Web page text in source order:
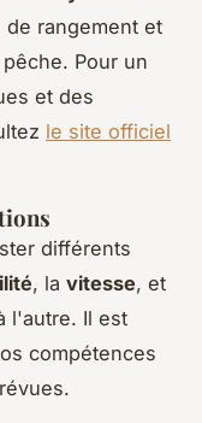
rangement et
Pour un
et des
le site officiel
différents
, la vitesse, et
l'autre. Il est
compétences